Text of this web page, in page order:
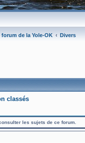
forum de la Yole-OK Divers
classés
les sujets de ce forum.